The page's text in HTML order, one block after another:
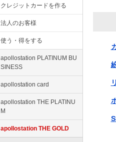
クレジットカードを作る
法人のお客様
使う・得をする
apollostation PLATINUM BU
SINESS
apollostation card
apollostation THE PLATINU
M
apollostation THE GOLD